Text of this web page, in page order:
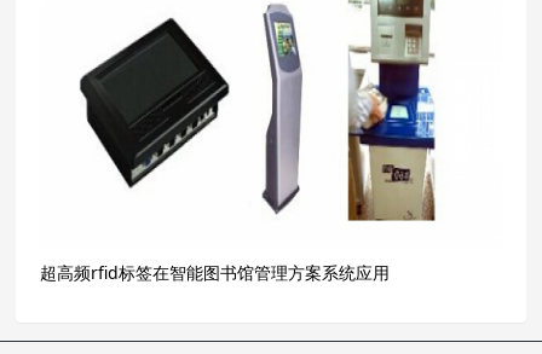
超高频rfid标签在智能图书馆管理方案系统应用